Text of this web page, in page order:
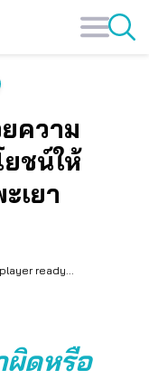
ความ
ยชน์ให้
เยา
player ready...
ผิดหรือ